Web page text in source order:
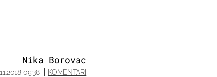
Nika Borovac
09:38 KOMENTARI